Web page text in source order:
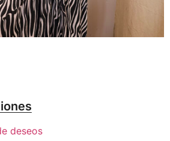
deseos